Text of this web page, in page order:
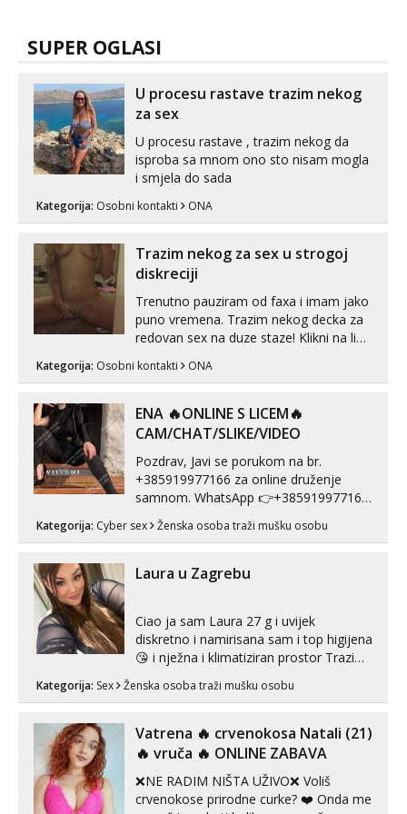
SUPER OGLASI
U procesu rastave trazim nekog
za sex
U procesu rastave , trazim nekog da
isproba sa mnom ono sto nisam mogla
i smjela do sada
Kategorija: Osobni kontakti ONA
Trazim nekog za sex u strogoj
diskreciji
Trenutno pauziram od faxa i imam jako
puno vremena. Trazim nekog decka za
redovan sex na duze staze! Klikni na link
Kategorija: Osobni kontakti ONA
ENA 🔥ONLINE S LICEM🔥
CAM/CHAT/SLIKE/VIDEO
Pozdrav, Javi se porukom na br.
+385919977166 za online druženje
samnom. WhatsApp 👉+385919977166
Telegram 👉@enafriedrichkis Radim
videopozive s licem, solo i s partnerom,
kombinacije halteri, haljine, štikle,
samostojeće itd. Nudim svakakva videa
Kategorija: Cyber sex Ženska osoba traži mušku osobu
Laura u Zagrebu
Ciao ja sam Laura 27 g i uvijek
diskretno i namirisana sam i top higijena
😘 i nježna i klimatiziran prostor Trazim
Pusenje i gutanje sperme Erotsko rublje
tijelu Iskljucivo neradim analni !!! I
neljubim se Wha...
Kategorija: Sex Ženska osoba traži mušku osobu
Vatrena ‎️‍🔥 crvenokosa Natali (21)
‎️‍🔥 vruča‎ ️‍🔥 ONLINE ZABAVA
❌NE RADIM NIŠTA UŽIVO❌ Voliš
crvenokose prirodne curke? ❤️ Onda me